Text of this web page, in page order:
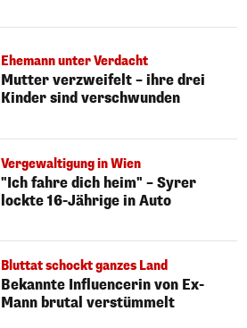
Ehemann unter Verdacht
Mutter verzweifelt – ihre drei
Kinder sind verschwunden
Vergewaltigung in Wien
"Ich fahre dich heim" – Syrer
lockte 16-Jährige in Auto
Bluttat schockt ganzes Land
Bekannte Influencerin von Ex-
Mann brutal verstümmelt